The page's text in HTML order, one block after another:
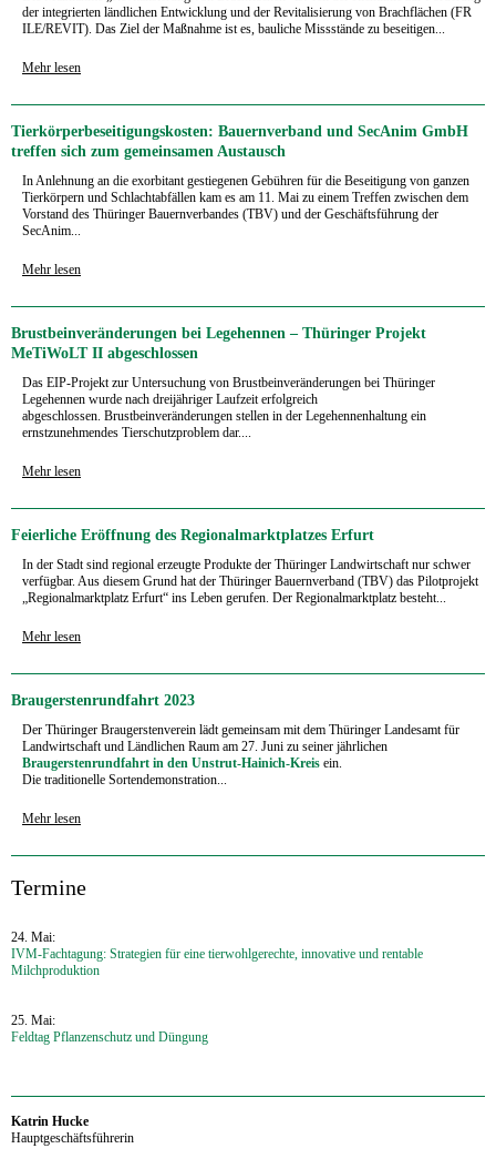
der integrierten ländlichen Entwicklung und der Revitalisierung von Brachflächen (FR
ILE/REVIT). Das Ziel der Maßnahme ist es, bauliche Missstände zu beseitigen...
Mehr lesen
Tierkörperbeseitigungskosten: Bauernverband und SecAnim GmbH
treffen sich zum gemeinsamen Austausch
In Anlehnung an die exorbitant gestiegenen Gebühren für die Beseitigung von ganzen
Tierkörpern und Schlachtabfällen kam es am 11. Mai zu einem Treffen zwischen dem
Vorstand des Thüringer Bauernverbandes (TBV) und der Geschäftsführung der
SecAnim...
Mehr lesen
Brustbeinveränderungen bei Legehennen – Thüringer Projekt
MeTiWoLT II abgeschlossen
Das EIP-Projekt zur Untersuchung von Brustbeinveränderungen bei Thüringer
Legehennen wurde nach dreijähriger Laufzeit erfolgreich
abgeschlossen. Brustbeinveränderungen stellen in der Legehennenhaltung ein
ernstzunehmendes Tierschutzproblem dar....
Mehr lesen
Feierliche Eröffnung des Regionalmarktplatzes Erfurt
In der Stadt sind regional erzeugte Produkte der Thüringer Landwirtschaft nur schwer
verfügbar. Aus diesem Grund hat der Thüringer Bauernverband (TBV) das Pilotprojekt
„Regionalmarktplatz Erfurt“ ins Leben gerufen. Der Regionalmarktplatz besteht...
Mehr lesen
Braugerstenrundfahrt 2023
Der Thüringer Braugerstenverein lädt gemeinsam mit dem Thüringer Landesamt für
Landwirtschaft und Ländlichen Raum am 27. Juni zu seiner jährlichen
Braugerstenrundfahrt in den Unstrut-Hainich-Kreis ein.
Die traditionelle Sortendemonstration...
Mehr lesen
‍Termine
24. Mai:
IVM-Fachtagung: Strategien für eine tierwohlgerechte, innovative und rentable
Milchproduktion
25. Mai:
Feldtag Pflanzenschutz und Düngung
‍Katrin Hucke
Hauptgeschäftsführerin